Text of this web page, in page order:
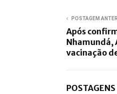
POSTAGEM
Após
Nhamundá,
vacinação